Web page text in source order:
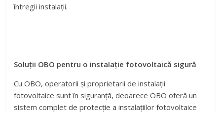
întregii instalații.
Soluții OBO pentru o instalație fotovoltaică sigură
Cu OBO, operatorii și proprietarii de instalații
fotovoltaice sunt în siguranță, deoarece OBO oferă un
sistem complet de protecție a instalațiilor fotovoltaice